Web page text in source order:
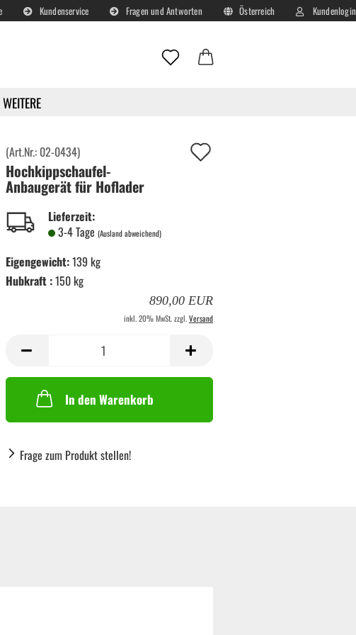
Kundenservice Fragen und Antworten Österreich Kundenlogin
WEITERE
für Hoflader
(Art.Nr.: 02-0434)
Hochkippschaufel-
Anbaugerät für Hoflader
Lieferzeit:
3-4 Tage (Ausland abweichend)
Eigengewicht:139 kg
Hubkraft :150 kg
890,00 EUR
inkl. 20% MwSt. zzgl.Versand
In den Warenkorb
Frage zum Produkt stellen!